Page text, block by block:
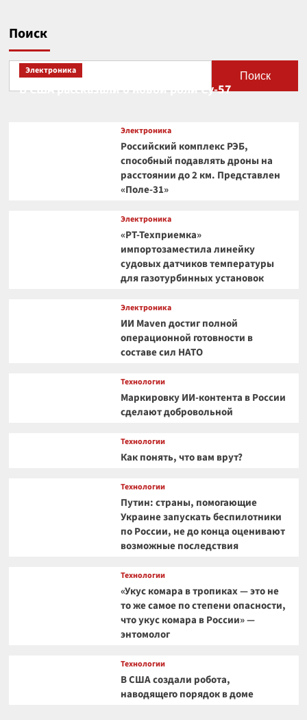
Поиск
Поиск
Электроника
В США рассказали о новой роли Су-57
Электроника
Российский комплекс РЭБ,
способный подавлять дроны на
расстоянии до 2 км. Представлен
«Поле-31»
Электроника
«РТ-Техприемка»
импортозаместила линейку
судовых датчиков температуры
для газотурбинных установок
Электроника
ИИ Maven достиг полной
операционной готовности в
составе сил НАТО
Технологии
Маркировку ИИ-контента в России
сделают добровольной
Технологии
Как понять, что вам врут?
Технологии
Путин: страны, помогающие
Украине запускать беспилотники
по России, не до конца оценивают
возможные последствия
Технологии
«Укус комара в тропиках — это не
то же самое по степени опасности,
что укус комара в России» —
энтомолог
Технологии
В США создали робота,
наводящего порядок в доме